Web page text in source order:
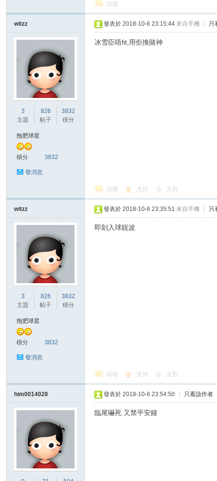
回復
witzz
3
主題
826
帖子
3832
積分
拖肥球星
積分 3832
發消息
發表於 2018-10-6 23:15:44 來自手機 只
冰雪臣唔fit,用佢換賭神
回復 支持 反對
witzz
3
主題
826
帖子
3832
積分
拖肥球星
積分 3832
發消息
發表於 2018-10-6 23:35:51 來自手機 只
即刻入球靚波
回復 支持 反對
him0014028 發表於 2018-10-6 23:54:50 只看該作者
臨尾嚇死 又禁平安鐘